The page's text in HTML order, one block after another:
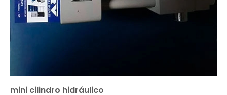
mini cilindro hidráulico